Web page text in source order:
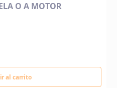
O A MOTOR
al carrito